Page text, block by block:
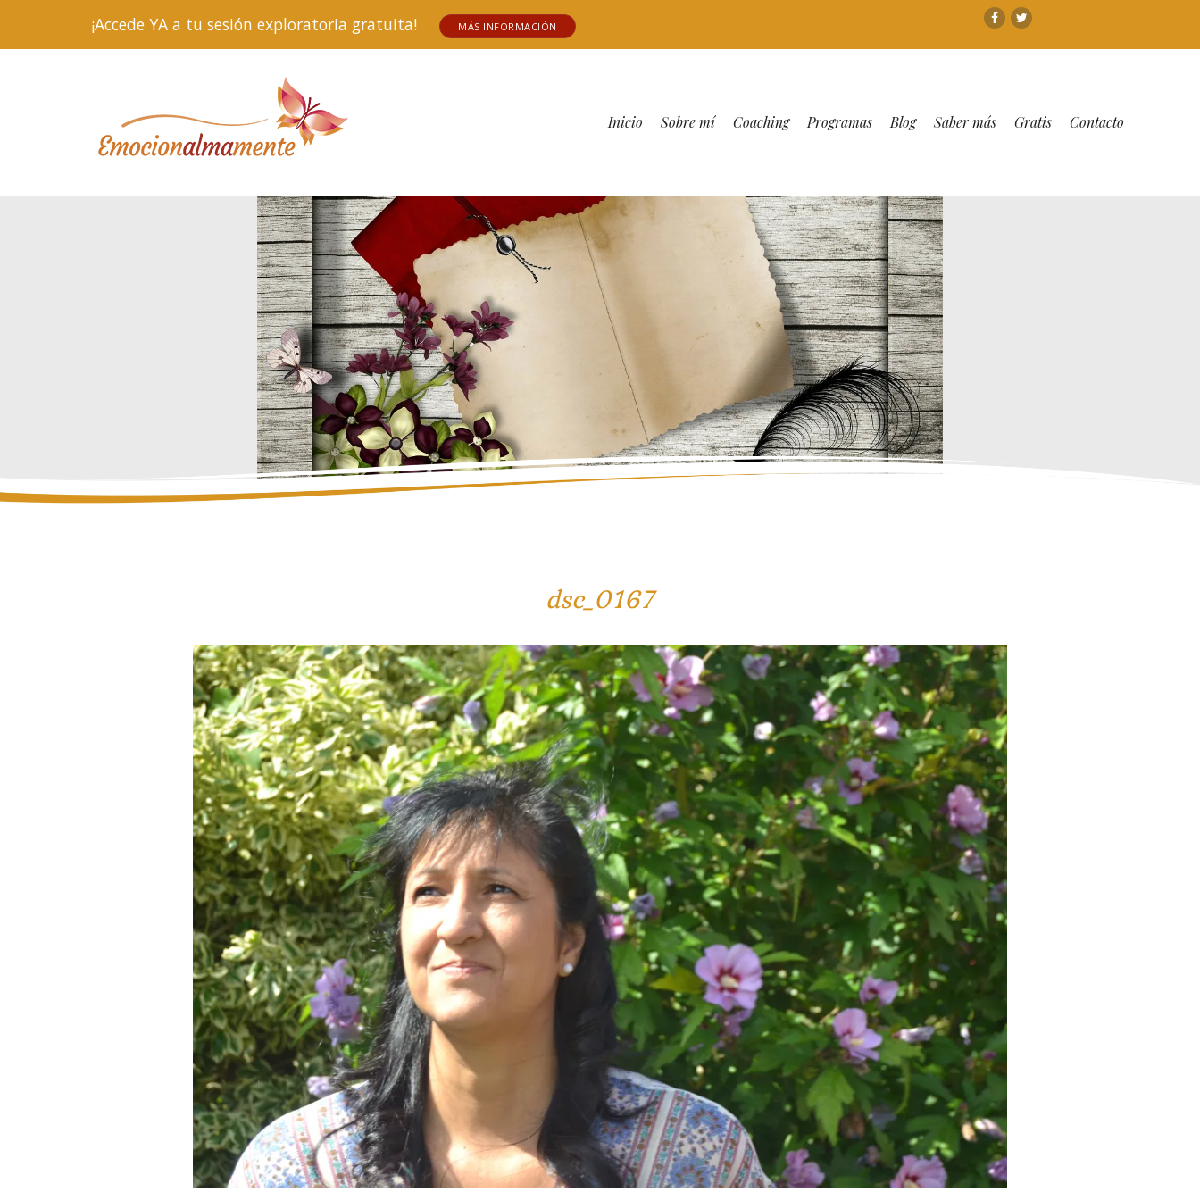
¡Accede YA a tu sesión exploratoria gratuita! MÁS INFORMACIÓN Facebook
Twitter
Inicio Sobre mí Coaching Programas Blog Saber más Gratis Contacto
dsc_0167